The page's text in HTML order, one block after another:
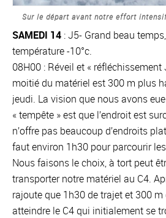
Sur le départ avant notre effort
SAMEDI 14 : J5- Grand beau
température -10°c.
08H00 : Réveil et « réfléchissement
moitié du matériel est 300 m plus
jeudi. La vision que nous avons
« tempête » est que l’endroit est
n’offre pas beaucoup d’endroits
faut environ 1h30 pour parcourir
Nous faisons le choix, à tort peut
transporter notre matériel au C4.
rajoute que 1h30 de trajet et 300
atteindre le C4 qui initialement se